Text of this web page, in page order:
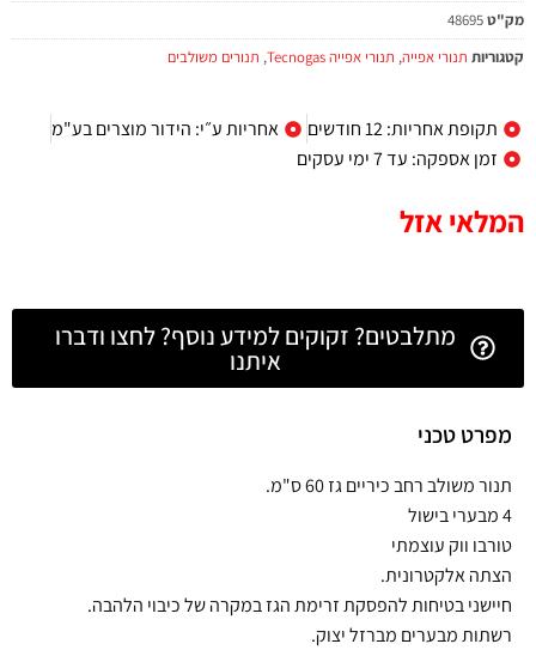
מק"ט48695
קטגוריות תנורי אפייה, תנורי אפייה Tecnogas , תנורים משולבים
תקופת אחריות: 12 חודשים
אחריות ע״י: הידור מוצרים בע"מ
זמן אספקה: עד 7 ימי עסקים
המלאי אזל
מתלבטים? זקוקים למידע נוסף? לחצו ודברו
איתנו
מפרט טכני
תנור משולב רחב כיריים גז 60 ס"מ.
4 מבערי בישול
טורבו ווק עוצמתי
הצתה אלקטרונית.
חיישני בטיחות להפסקת זרימת הגז במקרה של כיבוי הלהבה.
רשתות מבערים מברזל יצוק.